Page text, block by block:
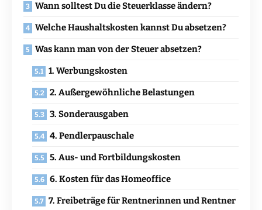
Wann solltest Du die Steuerklasse ändern?
Welche Haushaltskosten kannst Du absetzen?
Was kann man von der Steuer absetzen?
1. Werbungskosten
2. Außergewöhnliche Belastungen
3. Sonderausgaben
4. Pendlerpauschale
5. Aus- und Fortbildungskosten
6. Kosten für das Homeoffice
7. Freibeträge für Rentnerinnen und Rentner